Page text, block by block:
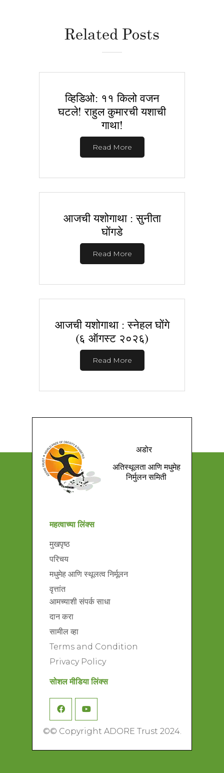
Related Posts
व्हिडिओ: ११ किलो वजन
घटले! राहुल कुमारची यशाची
गाथा!
Read More
आजची यशोगाथा : सुनीता
घोंगडे
Read More
आजची यशोगाथा : स्नेहल घोंगे
(६ ऑगस्ट २०२६)
Read More
अडोर
अतिस्थूलता आणि मधुमेह
निर्मुलन समिती
महत्वाच्या लिंक्स
मुखपृष्ठ
परिचय
मधुमेह आणि स्थूलत्व निर्मूलन
वृत्तांत
आमच्याशी संपर्क साधा
दान करा
सामील व्हा
Terms and Condition
Privacy Policy
सोशल मीडिया लिंक्स
©© Copyright ADORE Trust 2024.